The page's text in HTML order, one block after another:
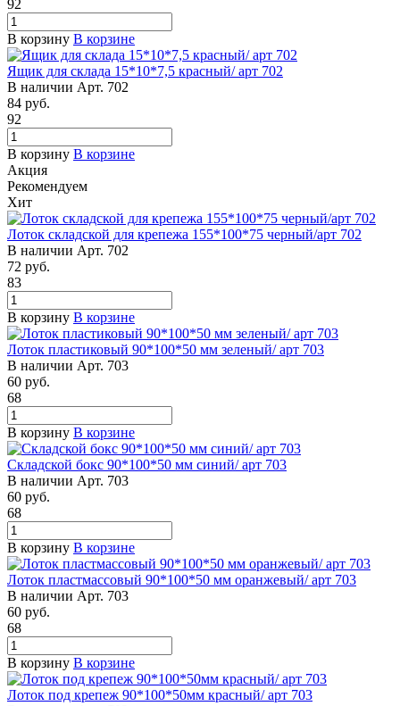
92
В корзину В корзине
Ящик для склада 15*10*7,5 красный/ арт 702
В наличии Арт. 702
84 руб.
92
В корзину В корзине
Акция
Рекомендуем
Хит
Лоток складской для крепежа 155*100*75 черный/арт 702
В наличии Арт. 702
72 руб.
83
В корзину В корзине
Лоток пластиковый 90*100*50 мм зеленый/ арт 703
В наличии Арт. 703
60 руб.
68
В корзину В корзине
Складской бокс 90*100*50 мм синий/ арт 703
В наличии Арт. 703
60 руб.
68
В корзину В корзине
Лоток пластмассовый 90*100*50 мм оранжевый/ арт 703
В наличии Арт. 703
60 руб.
68
В корзину В корзине
Лоток под крепеж 90*100*50мм красный/ арт 703